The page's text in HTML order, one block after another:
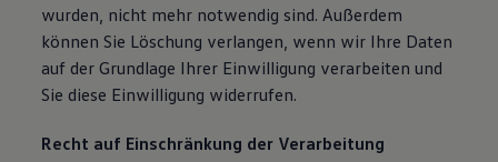
wurden, nicht mehr notwendig sind. Außerdem
können Sie Löschung verlangen, wenn wir Ihre Daten
auf der Grundlage Ihrer Einwilligung verarbeiten und
Sie diese Einwilligung widerrufen.
Recht auf Einschränkung der Verarbeitung